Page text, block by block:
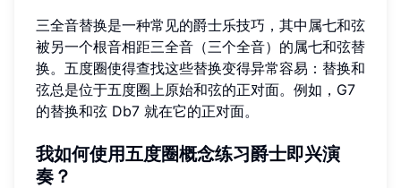
三全音替换是一种常见的爵士乐技巧，其中属七和弦
被另一个根音相距三全音（三个全音）的属七和弦替
换。五度圈使得查找这些替换变得异常容易：替换和
弦总是位于五度圈上原始和弦的正对面。例如，G7
的替换和弦 Db7 就在它的正对面。
我如何使用五度圈概念练习爵士即兴演
奏？